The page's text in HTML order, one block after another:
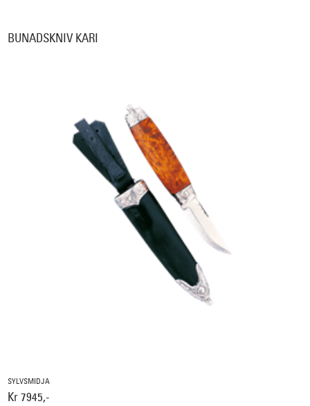
BUNADSKNIV KARI
SYLVSMIDJA
Kr 7945,-